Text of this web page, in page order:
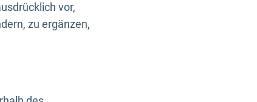
vor,
zu ergänzen,